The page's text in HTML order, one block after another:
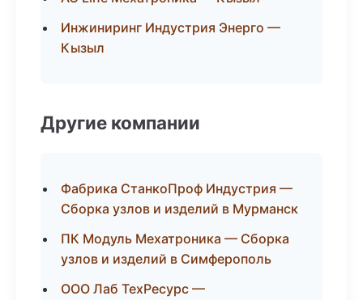
Инжиниринг Индустрия Энерго —
Кызыл
Другие компании
Фабрика СтанкоПроф Индустрия —
Сборка узлов и изделий в Мурманск
ПК Модуль Мехатроника — Сборка
узлов и изделий в Симферополь
ООО Лаб ТехРесурс —